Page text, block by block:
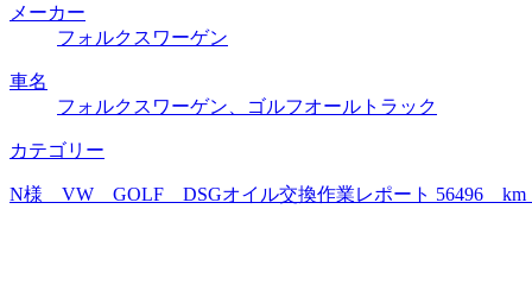
メーカー
フォルクスワーゲン
車名
フォルクスワーゲン、ゴルフオールトラック
カテゴリー
N様 VW GOLF DSGオイル交換作業レポート 56496 km